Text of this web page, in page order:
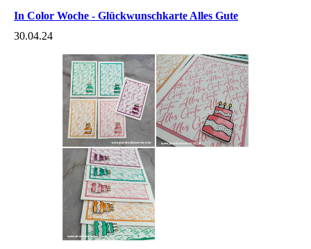
In Color Woche - Glückwunschkarte Alles Gute
30.04.24